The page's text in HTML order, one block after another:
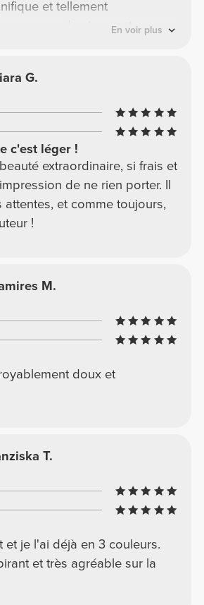
et tellement
vivement ce
En voir plus
G.
c'est léger !
extraordinaire, si frais et
de ne rien porter. Il
attentes, et comme toujours,
!
M.
doux et
T.
et je l'ai déjà en 3 couleurs.
et très agréable sur la